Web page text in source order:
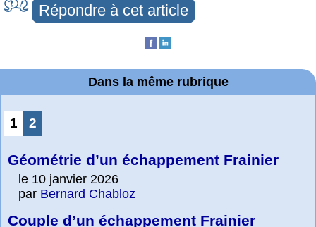
Répondre à cet article
Dans la même rubrique
1 2
Géométrie d’un échappement Frainier
le 10 janvier 2026
par Bernard Chabloz
Couple d’un échappement Frainier